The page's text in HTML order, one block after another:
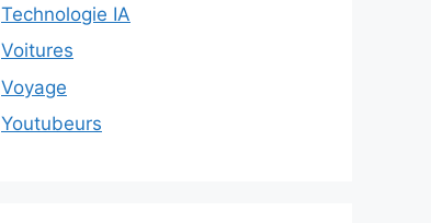
Technologie IA
Voitures
Voyage
Youtubeurs